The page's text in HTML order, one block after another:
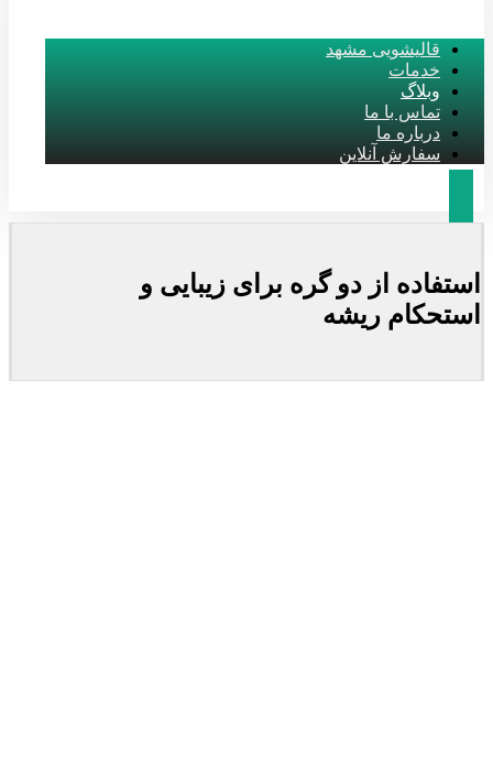
قالیشویی مشهد
خدمات
وبلاگ
تماس با ما
درباره ما
سفارش آنلاین
استفاده از دو گره برای زیبایی و
استحکام ریشه